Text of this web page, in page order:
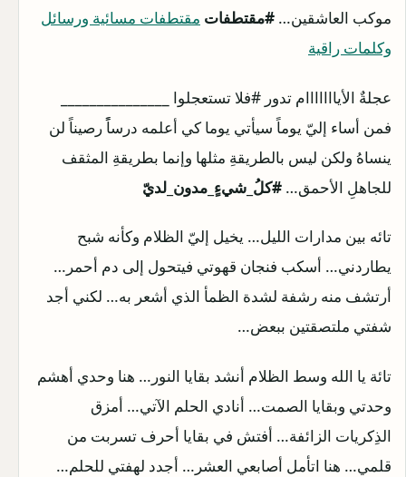
موكب العاشقين… #مقتطفات مقتطفات مسائية ورسائل
وكلمات راقية
عجلةٌ الأيااااااام تدور #فلا تستعجلوا _______________
فمن أساء إليّ يوماً سيأتي يوما كي أعلمه درساًً رصيناً لن
ينساهُ ولكن ليس بالطريقةِ مثلها وإنما بطريقةِ المثقف
للجاهلِ الأحمق… #كلُ_شيءٍ_مدون_لديّ
تائه بين مدارات الليل… يخيل إليّ الظلام وكأنه شبح
يطاردني… أسكب فنجان قهوتي فيتحول إلى دم أحمر…
أرتشف منه رشفة لشدة الظمأ الذي أشعر به… لكني أجد
شفتي ملتصقتين ببعض…
تائة يا الله وسط الظلام أنشد بقايا النور… هنا وحدي أهشم
وحدتي وبقايا الصمت… أنادي الحلم الآتي… أمزق
الذِكريات الزائفة… أفتش في بقايا أحرف تسربت من
قلمي… هنا اتأمل أصابعي العشر… أجدد لهفتي للحلم…